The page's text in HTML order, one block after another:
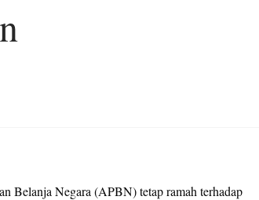
Belanja Negara (APBN) tetap ramah terhadap